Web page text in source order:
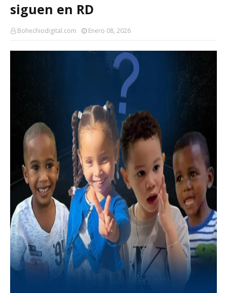
siguen en RD
Bohechiodigital.com Enero 08, 2026